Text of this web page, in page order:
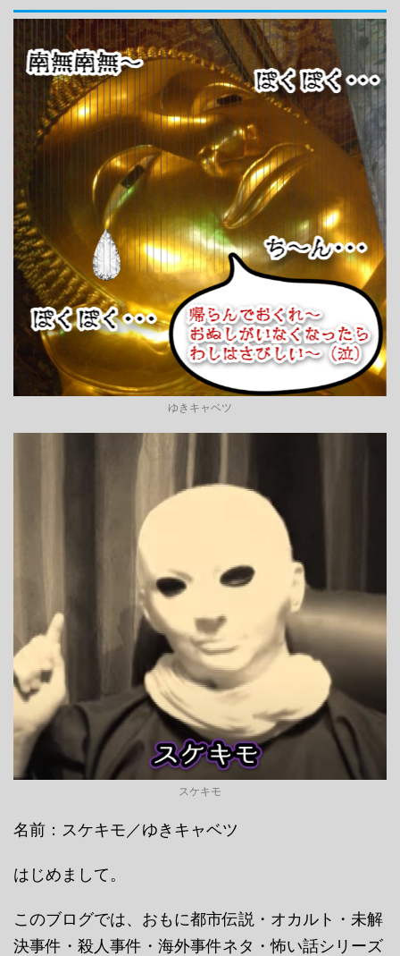
ゆきキャベツ
スケキモ
名前：スケキモ／ゆきキャベツ
はじめまして。
このブログでは、おもに都市伝説・オカルト・未解
決事件・殺人事件・海外事件ネタ・怖い話シリーズ